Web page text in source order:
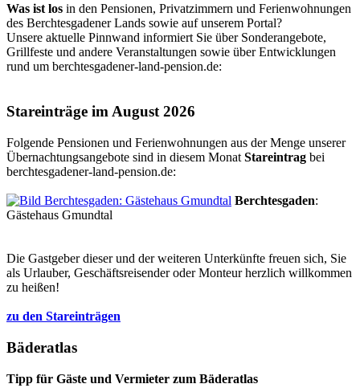
Was ist los in den Pensionen, Privatzimmern und Ferienwohnungen
des Berchtesgadener Lands sowie auf unserem Portal?
Unsere aktuelle Pinnwand informiert Sie über Sonderangebote,
Grillfeste und andere Veranstaltungen sowie über Entwicklungen
rund um berchtesgadener-land-pension.de:
Stareinträge im August 2026
Folgende Pensionen und Ferienwohnungen aus der Menge unserer
Übernachtungsangebote sind in diesem Monat Stareintrag bei
berchtesgadener-land-pension.de:
Berchtesgaden:
Gästehaus Gmundtal
Die Gastgeber dieser und der weiteren Unterkünfte freuen sich, Sie
als Urlauber, Geschäftsreisender oder Monteur herzlich willkommen
zu heißen!
zu den Stareinträgen
Bäderatlas
Tipp für Gäste und Vermieter zum Bäderatlas